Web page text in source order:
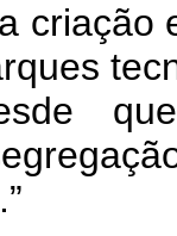
criação